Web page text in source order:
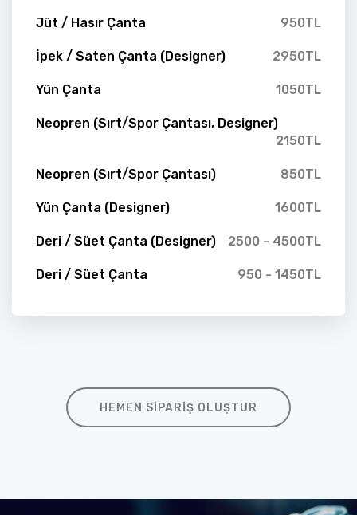
Jüt / Hasır Çanta 950TL
İpek / Saten Çanta (Designer) 2950TL
Yün Çanta 1050TL
Neopren (Sırt/Spor Çantası, Designer)
2150TL
Neopren (Sırt/Spor Çantası) 850TL
Yün Çanta (Designer) 1600TL
Deri / Süet Çanta (Designer) 2500 - 4500TL
Deri / Süet Çanta 950 - 1450TL
HEMEN SIPARIŞ OLUŞTUR